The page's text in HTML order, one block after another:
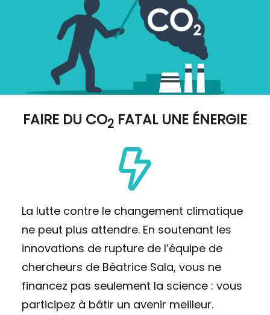
FAIRE DU CO2 FATAL UNE ÉNERGIE
La lutte contre le changement climatique
ne peut plus attendre. En soutenant les
innovations de rupture de l’équipe de
chercheurs de Béatrice Sala, vous ne
financez pas seulement la science : vous
participez à bâtir un avenir meilleur.